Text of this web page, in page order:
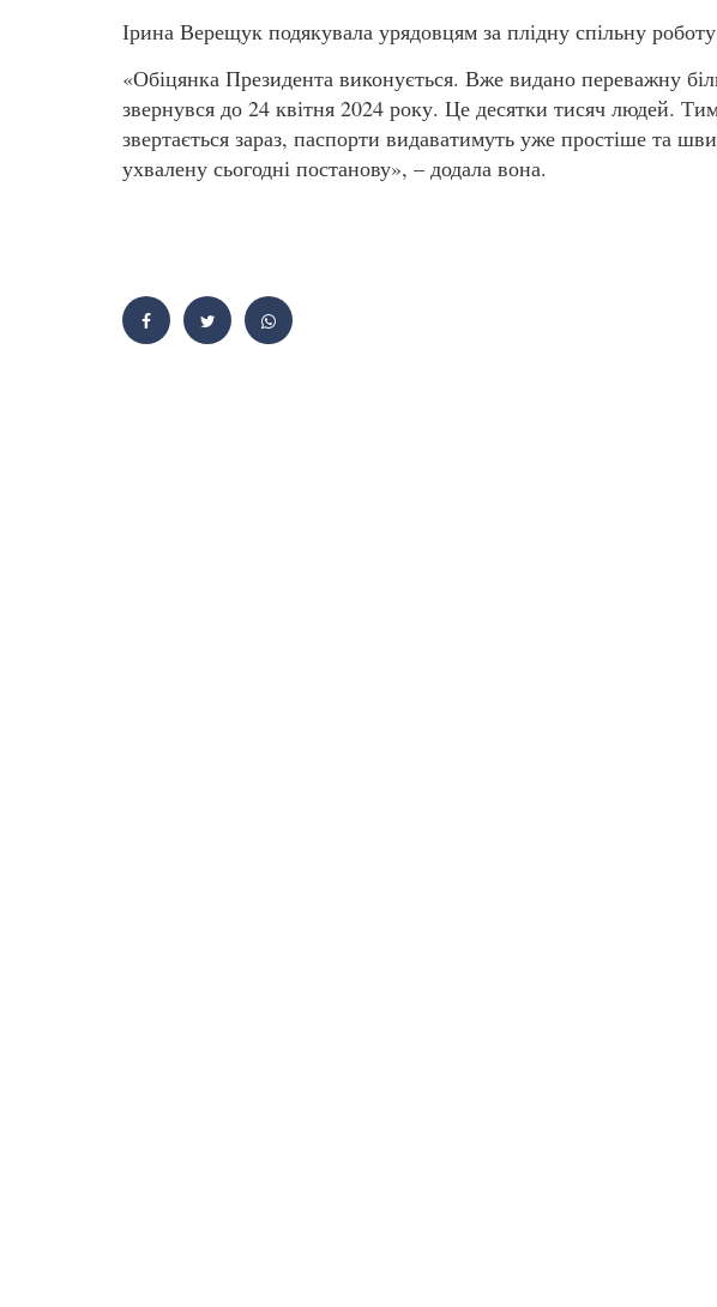
Ірина Верещук подякувала урядовцям за плідну спільну
«Обіцянка Президента виконується. Вже видано переважну
звернувся до 24 квітня 2024 року. Це десятки тисяч людей.
звертається зараз, паспорти видаватимуть уже простіше та
ухвалену сьогодні постанову», – додала вона.